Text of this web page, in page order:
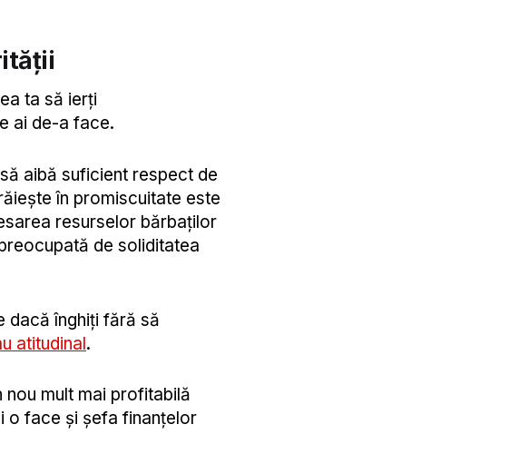
ta să ierți
ai de-a face.
aibă suficient respect de
în promiscuitate este
resurselor bărbaților
de soliditatea
dacă înghiți fără să
atitudinal.
mult mai profitabilă
o face și șefa finanțelor